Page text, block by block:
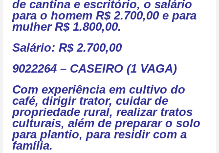
de cantina e escritório, o salário
para o homem R$ 2.700,00 e para
mulher R$ 1.800,00.
Salário: R$ 2.700,00
9022264 – CASEIRO (1 VAGA)
Com experiência em cultivo do
café, dirigir trator, cuidar de
propriedade rural, realizar tratos
culturais, além de preparar o solo
para plantio, para residir com a
família.